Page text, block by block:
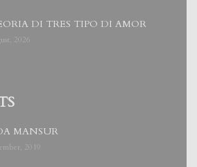
DI TRES TIPO DI AMOR
2026
MANSUR
2019